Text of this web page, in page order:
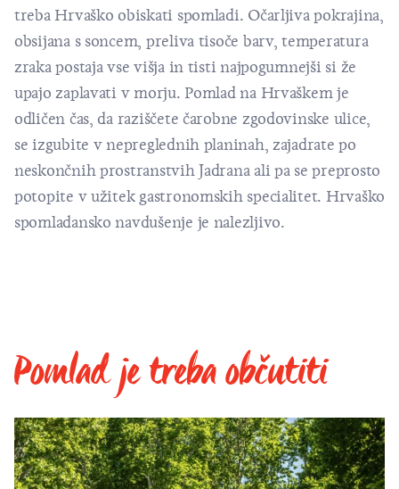
treba Hrvaško obiskati spomladi. Očarljiva pokrajina,
obsijana s soncem, preliva tisoče barv, temperatura
zraka postaja vse višja in tisti najpogumnejši si že
upajo zaplavati v morju. Pomlad na Hrvaškem je
odličen čas, da raziščete čarobne zgodovinske ulice,
se izgubite v nepreglednih planinah,zajadrate po
neskončnih prostranstvih Jadrana ali pa se preprosto
potopite v užitek gastronomskih specialitet. Hrvaško
spomladansko navdušenje je nalezljivo.
Pomlad je treba občutiti